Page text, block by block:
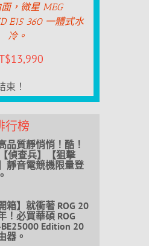
，微星 MEG
E15 360 一體式水
冷。
13,990
束！
行榜
品質靜悄悄！酷！
偵查兵】【狙擊
靜音電競機限量登
箱】就衝著 ROG 20
！必買華碩 ROG
BE25000 Edition 20
器。